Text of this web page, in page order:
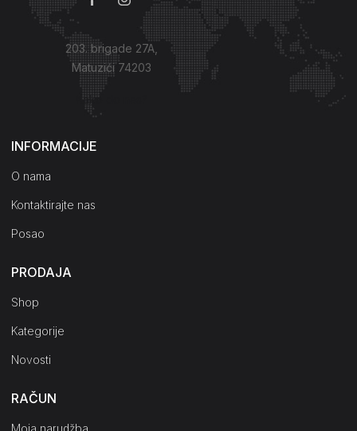
203. brigade 27A,
Matuzići 74203
Kako do nas?
INFORMACIJE
O nama
Kontaktirajte nas
Posao
PRODAJA
Shop
Kategorije
Novosti
RAČUN